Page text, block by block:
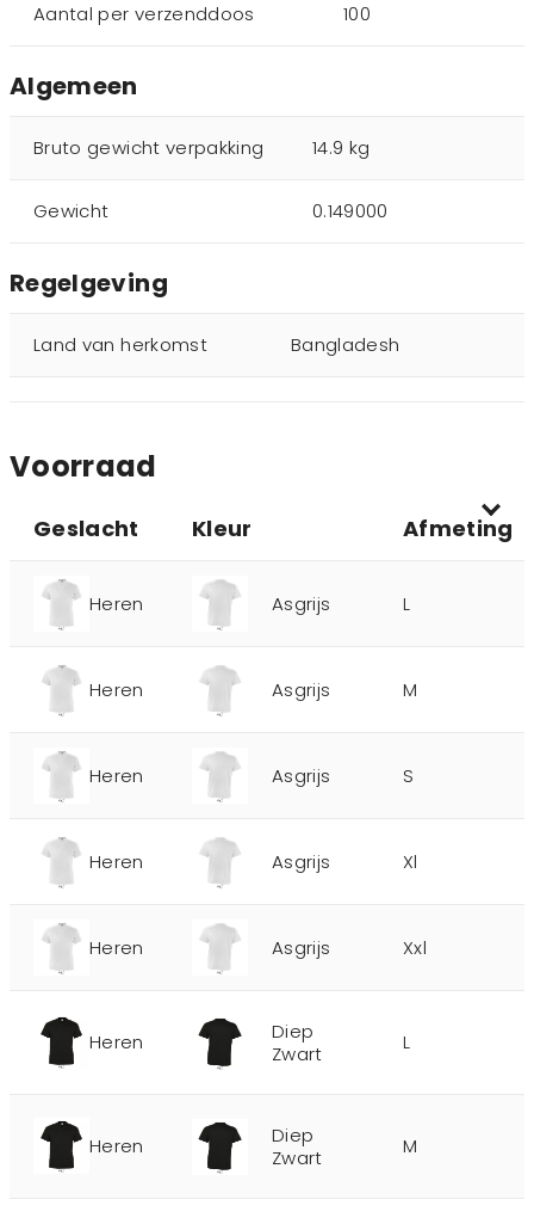
Aantal per verzenddoos 100
Algemeen
Bruto gewicht verpakking 14.9 kg
Gewicht 0.149000
Regelgeving
Land van herkomst Bangladesh
Voorraad
Geslacht Kleur Afmeting
Heren Asgrijs L
Heren Asgrijs M
Heren Asgrijs S
Heren Asgrijs Xl
Heren Asgrijs Xxl
Heren
Diep
Zwart
L
Heren
Diep
Zwart
M